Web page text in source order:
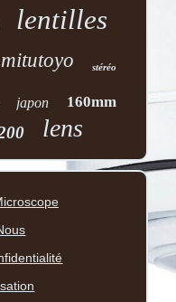
lentilles
mitutoyo stéréo
japon 160mm
lens